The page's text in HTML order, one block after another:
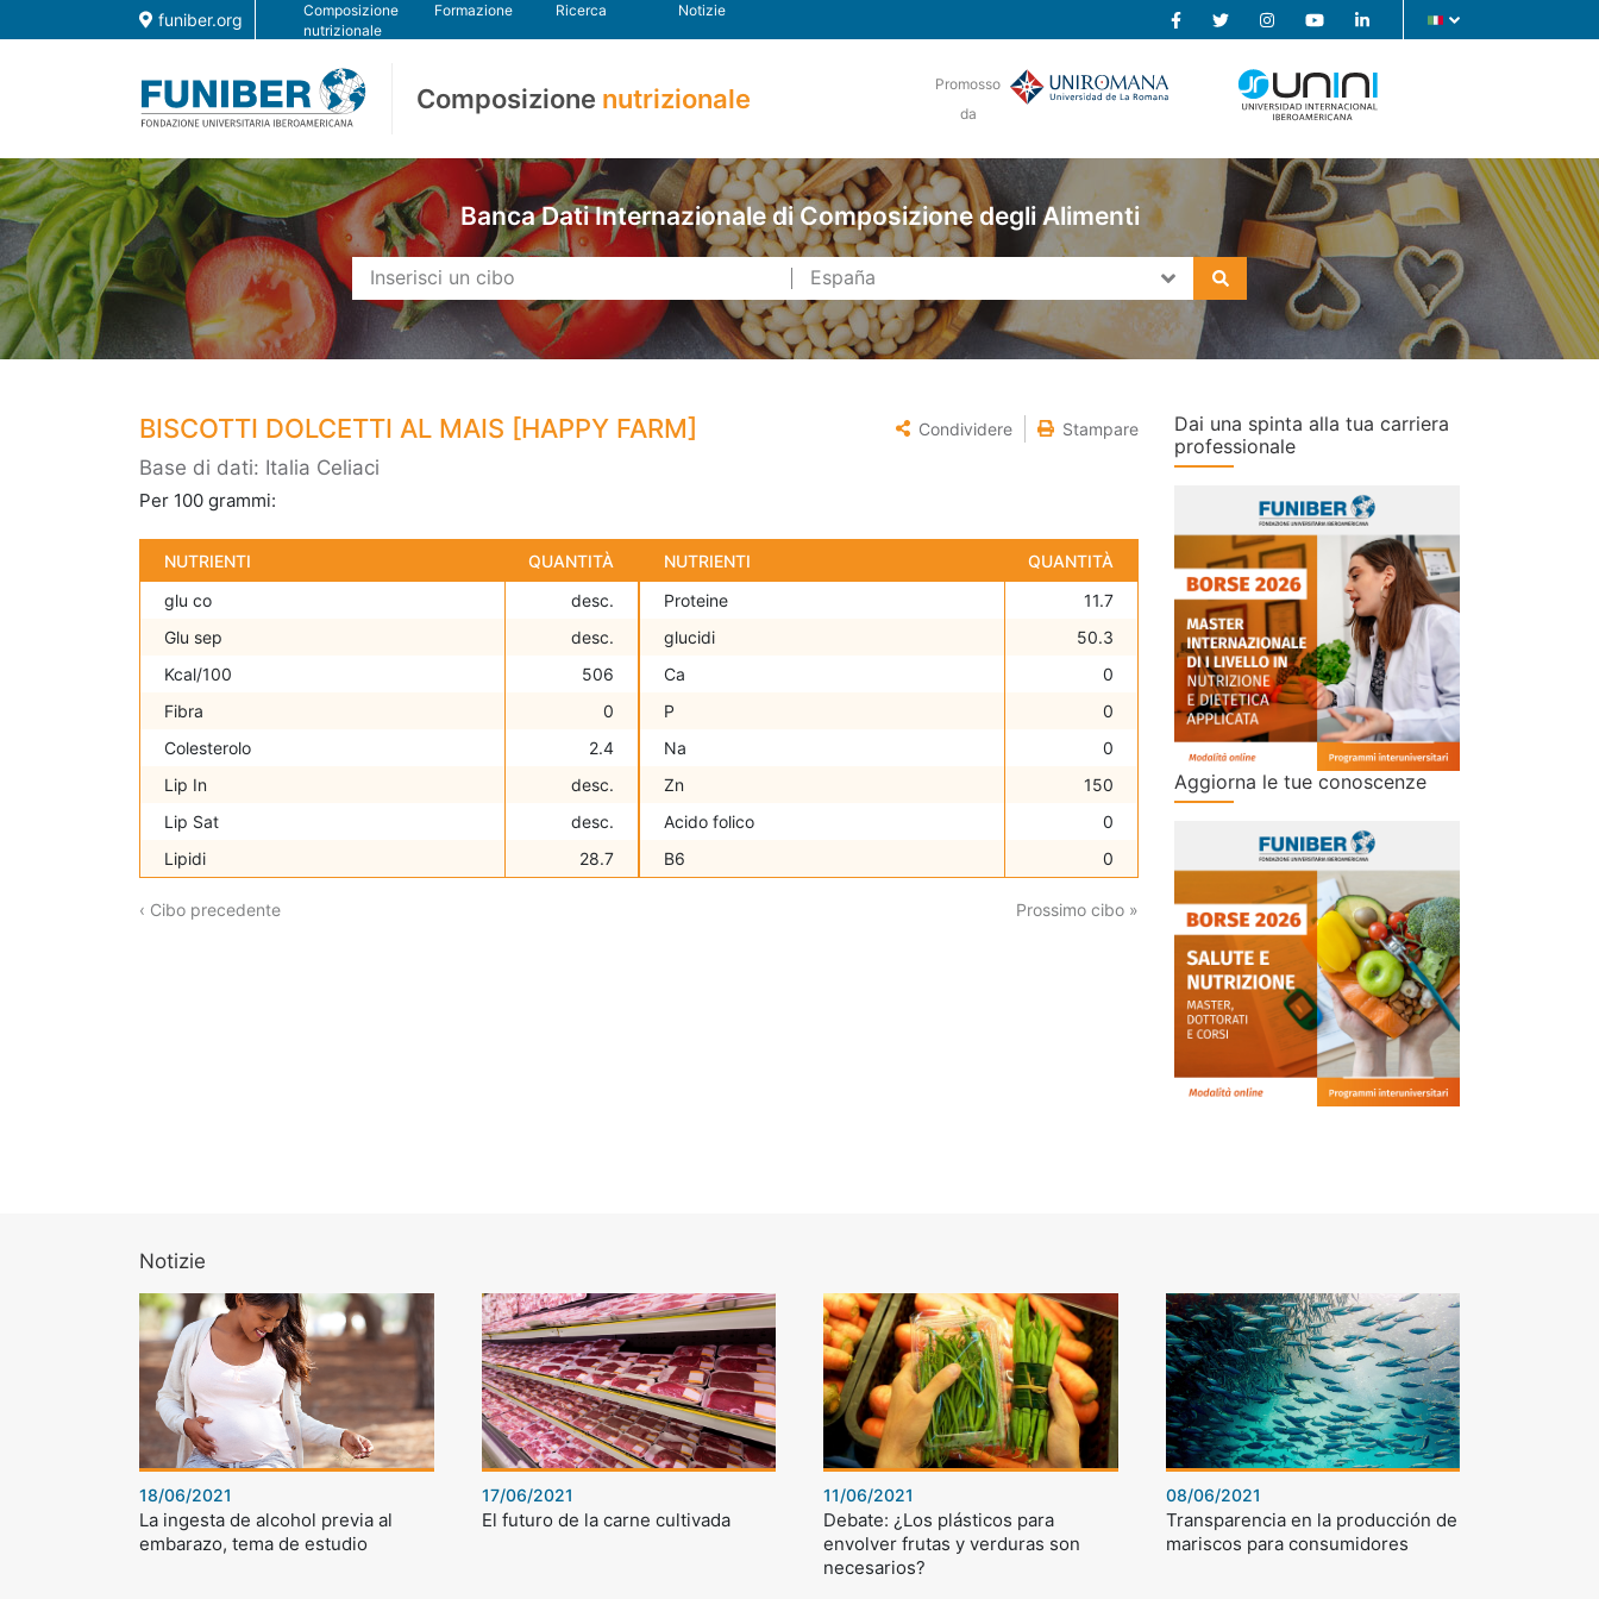
funiber.org
Composizione
nutrizionale
Formazione Ricerca Notizie
Composizione nutrizionale
Promosso
da
Banca Dati Internazionale di Composizione degli Alimenti
BISCOTTI DOLCETTI AL MAIS [HAPPY FARM] Condividere Stampare
Base di dati: Italia Celiaci
Per 100 grammi:
NUTRIENTI
QUANTITÀ
glu co
desc.
Glu sep
desc.
Kcal/100
506
Fibra
0
Colesterolo
2.4
Lip In
desc.
Lip Sat
desc.
Lipidi
28.7
NUTRIENTI
QUANTITÀ
Proteine
11.7
glucidi
50.3
Ca
0
P
0
Na
0
Zn
150
Acido folico
0
B6
0
‹ Cibo precedente Prossimo cibo »
Dai una spinta alla tua carriera
professionale
Aggiorna le tue conoscenze
Notizie
18/06/2021
La ingesta de alcohol previa al
embarazo, tema de estudio
17/06/2021
El futuro de la carne cultivada
11/06/2021
Debate: ¿Los plásticos para
envolver frutas y verduras son
necesarios?
08/06/2021
Transparencia en la producción de
mariscos para consumidores